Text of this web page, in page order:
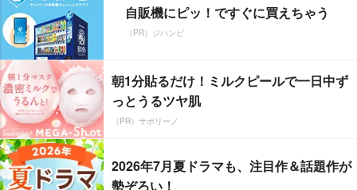
自販機にピッ！ですぐに買えちゃう
（PR）ジハンピ
朝1分貼るだけ！ミルクピールで一日中ず
っとうるツヤ肌
（PR）サボリーノ
2026年7月夏ドラマも、注目作＆話題作が
勢ぞろい！